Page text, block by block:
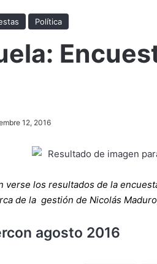
Política
12, 2016
verse los resultados de la
de la gestión de Nicolás
agosto 2016